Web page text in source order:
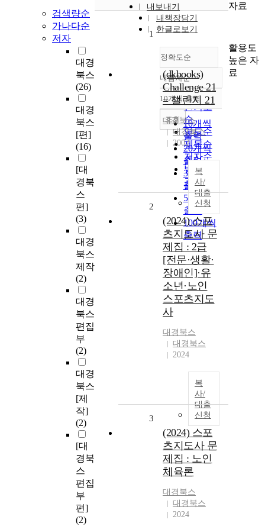
검색량순
가나다순
저자
대경
북스
(26)
대경
북스
[편]
(16)
[대
경북
스
편]
(3)
대경
북스
제작
(2)
대경
북스
편집
부
(2)
대경
북스
[제
작]
(2)
[대
경북
스
편집
부
편]
(2)
내보내기
내책장담기
한글로보기
정확도순
정확도
순
인기도
순
연도순
제목순
저자순
발행기
관순
내림차순
내림차순
10개씩 출력
10개씩
출력
20개씩
출력
30개씩
출력
50개씩
출력
100개씩
출력
조회
1
(dkbooks)
Challenge 21
= 챌린지 21
대경북스
대경북스
2002
복
사/
대출
신청
2
(2024) 스포
츠지도사 문
제집 : 2급
[전문·생활·
장애인]·유
소년·노인
스포츠지도
사
대경북스
대경북스
2024
복
사/
대출
신청
3
(2024) 스포
츠지도사 문
제집 : 노인
체육론
대경북스
대경북스
2024
자료
활용도
높은 자
료